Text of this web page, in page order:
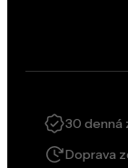
30 denná
Doprava